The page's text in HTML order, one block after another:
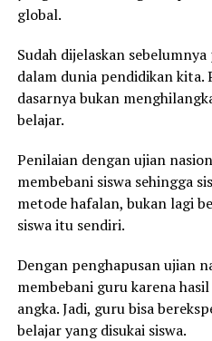
global.
Sudah dijelaskan
dalam dunia pendidikan kita.
dasarnya bukan
belajar.
Penilaian dengan ujian
membebani siswa sehingga
metode hafalan, bukan lagi
siswa itu sendiri.
Dengan penghapusan ujian
membebani guru karena
angka. Jadi, guru bisa
belajar yang disukai siswa.